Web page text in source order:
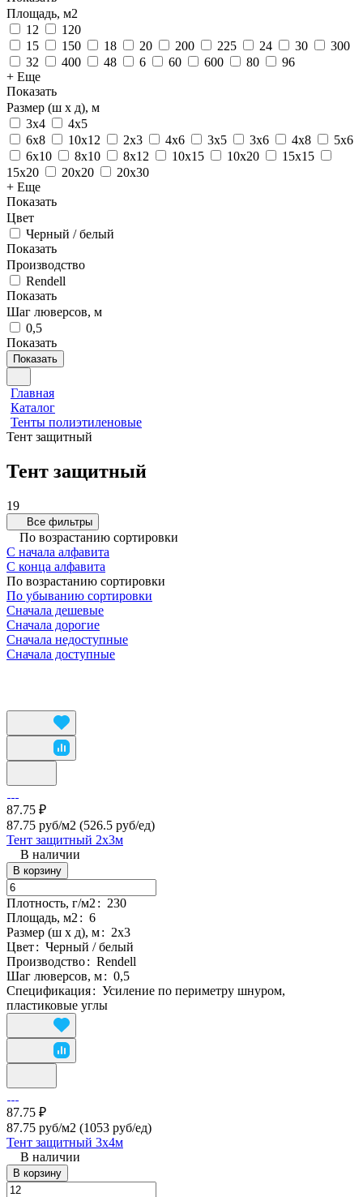
Площадь, м2
12
120
15
150 18 20 200 225 24 30
300
32
400 48 6 60 600 80
96
+ Еще
Показать
Размер (ш х д), м
3х4
4х5
6х8
10х12 2х3 4х6 3х5 3х6 4х8
5х6
6х10
8х10 8х12 10х15 10х20
15х15
15х20
20х20
20х30
+ Еще
Показать
Цвет
Черный / белый
Показать
Производство
Rendell
Показать
Шаг люверсов, м
0,5
Показать
Показать
Главная
Каталог
Тенты полиэтиленовые
Тент защитный
Тент защитный
19
Все фильтры
По возрастанию сортировки
С начала алфавита
С конца алфавита
По возрастанию сортировки
По убыванию сортировки
Сначала дешевые
Сначала дорогие
Сначала недоступные
Сначала доступные
87.75 ₽
87.75 руб/м2 (526.5 руб/eд)
Тент защитный 2х3м
В наличии
В корзину
Плотность, г/м2: 230
Площадь, м2: 6
Размер (ш х д), м: 2х3
Цвет: Черный / белый
Производство: Rendell
Шаг люверсов, м: 0,5
Спецификация: Усиление по периметру шнуром,
пластиковые углы
87.75 ₽
87.75 руб/м2 (1053 руб/eд)
Тент защитный 3х4м
В наличии
В корзину